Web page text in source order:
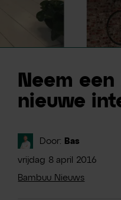
Neem
nieuwe
Door: Bas
vrijdag 8 april
2016
Bambuu Nieuws